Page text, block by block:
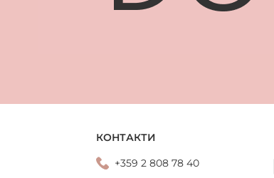
КОНТАКТИ
+359 2 808 78 40